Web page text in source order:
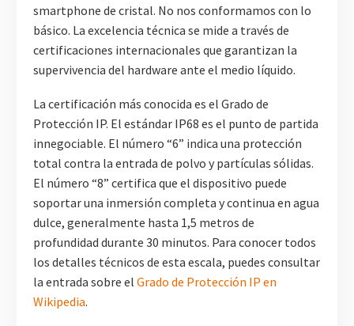
smartphone de cristal. No nos conformamos con lo
básico. La excelencia técnica se mide a través de
certificaciones internacionales que garantizan la
supervivencia del hardware ante el medio líquido.
La certificación más conocida es el Grado de
Protección IP. El estándar IP68 es el punto de partida
innegociable. El número “6” indica una protección
total contra la entrada de polvo y partículas sólidas.
El número “8” certifica que el dispositivo puede
soportar una inmersión completa y continua en agua
dulce, generalmente hasta 1,5 metros de
profundidad durante 30 minutos. Para conocer todos
los detalles técnicos de esta escala, puedes consultar
la entrada sobre el Grado de Protección IP en
Wikipedia.